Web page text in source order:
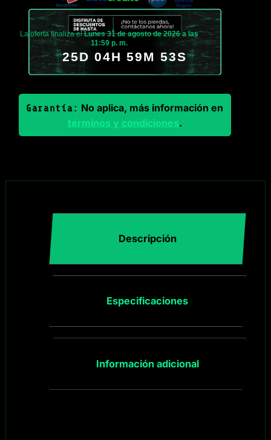
La oferta finaliza elLunes 31 de agosto de 2026 a las
11:59 p. m.
25D 04H 59M 52S
Garantía: No aplica, más información en
términos y condiciones.
Descripción
Especificaciones
Información adicional